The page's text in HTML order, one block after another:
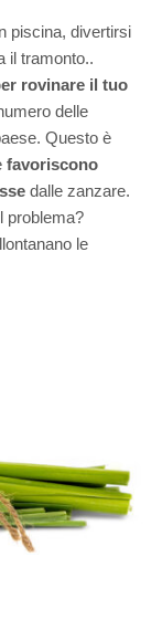
piscina, divertirsi
il tramonto..
rovinare il tuo
delle
Questo è
favoriscono
dalle zanzare.
problema?
le